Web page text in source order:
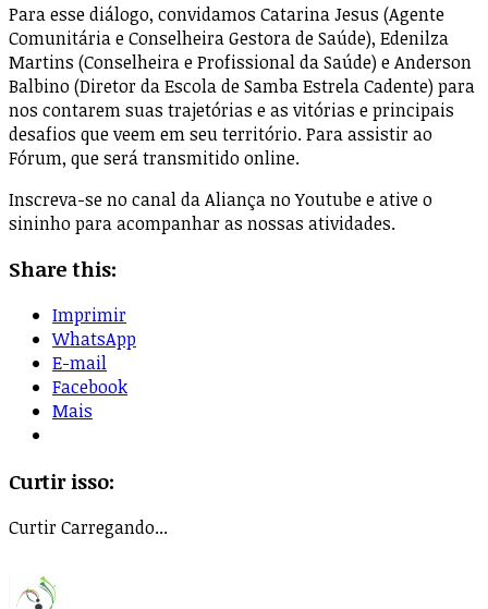
Para esse diálogo, convidamos Catarina Jesus (Agente
Comunitária e Conselheira Gestora de Saúde), Edenilza
Martins (Conselheira e Profissional da Saúde) e Anderson
Balbino (Diretor da Escola de Samba Estrela Cadente) para
nos contarem suas trajetórias e as vitórias e principais
desafios que veem em seu território. Para assistir ao
Fórum, que será transmitido online.
Inscreva-se no canal da Aliança no Youtube e ative o
sininho para acompanhar as nossas atividades.
Share this:
Imprimir
WhatsApp
E-mail
Facebook
Mais
Curtir isso:
CurtirCarregando...